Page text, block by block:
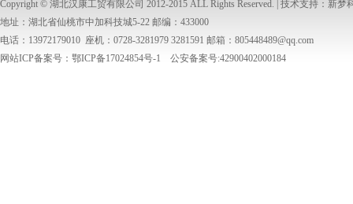
Copyright © 湖北汉康工贸有限公司 2012-2015 ALL Rights Reserved. | 技术支持： 新梦
地址：湖北省仙桃市中加科技城5-22 邮编：433000
电话：13972179010 座机：0728-3281979 3281591 邮箱： 805448489@qq.com
网站ICP备案号：鄂ICP备17024854号-1 公安备案号:42900402000184